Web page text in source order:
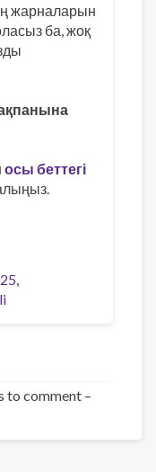
жарналарын
ба, жоқ
осы беттегі
to comment –